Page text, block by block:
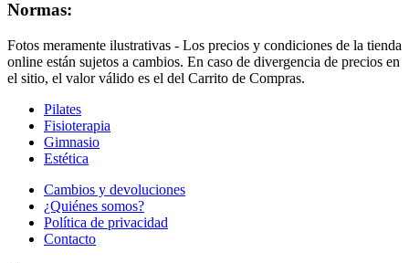
Normas:
Fotos meramente ilustrativas - Los precios y condiciones de la tienda
online están sujetos a cambios. En caso de divergencia de precios en
el sitio, el valor válido es el del Carrito de Compras.
Pilates
Fisioterapia
Gimnasio
Estética
Cambios y devoluciones
¿Quiénes somos?
Política de privacidad
Contacto